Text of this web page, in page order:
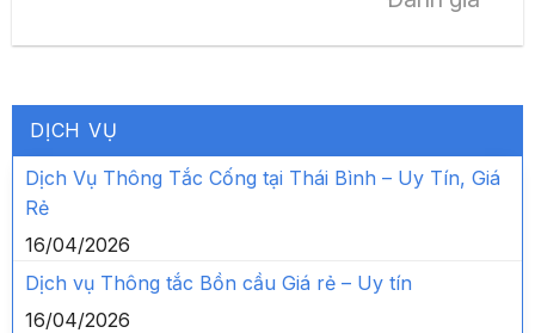
DỊCH VỤ
Dịch Vụ Thông Tắc Cống tại Thái Bình – Uy Tín, Giá
Rẻ
16/04/2026
Dịch vụ Thông tắc Bồn cầu Giá rẻ – Uy tín
16/04/2026